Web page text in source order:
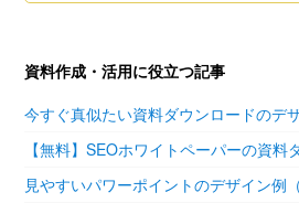
資料作成・活用に役立つ記事
【無料】SEOホワイトペーパーの資料
見やすいパワーポイントのデザイン例